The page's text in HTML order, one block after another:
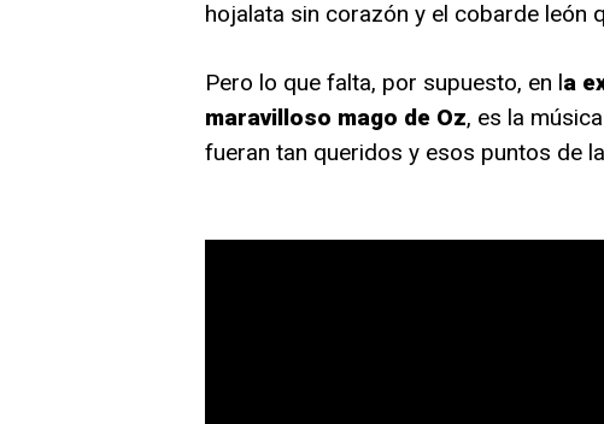
hojalata sin corazón y el cobarde león
Pero lo que falta, por supuesto, en la
maravilloso mago de Oz, es la
fueran tan queridos y esos puntos de